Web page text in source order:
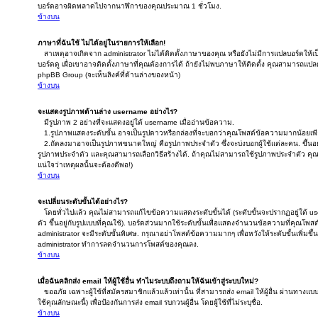
บอร์ดอาจผิดพลาดไปจากนาฬิกาของคุณประมาณ 1 ชั่วโมง.
ข้างบน
ภาษาที่ฉันใช้ ไม่ได้อยู่ในรายการให้เลือก!
สาเหตุอาจเกิดจาก administrator ไม่ได้ติดตั้งภาษาของคุณ หรือยังไม่มีการแปลบอร์ดให้
บอร์ดดู เผื่อเขาอาจติดตั้งภาษาที่คุณต้องการได้ ถ้ายังไม่พบภาษาให้ติดตั้ง คุณสามารถแป
phpBB Group (จะเห็นลิงค์ที่ด้านล่างของหน้า)
ข้างบน
จะแสดงรูปภาพด้านล่าง username อย่างไร?
มีรูปภาพ 2 อย่างที่จะแสดงอยู่ใต้ username เมื่ออ่านข้อความ.
1.รูปภาพแสดงระดับขั้น อาจเป็นรูปดาวหรือกล่องที่จะบอกว่าคุณโพสต์ข้อความมากน้อยเพี
2.ถัดลงมาอาจเป็นรูปภาพขนาดใหญ่ คือรูปภาพประจำตัว ซึ่งจะบ่งบอกผู้ใช้แต่ละคน. ขึ้นอ
รูปภาพประจำตัว และคุณสามารถเลือกวิธีสร้างได้. ถ้าคุณไม่สามารถใช้รูปภาพประจำตัว คุ
แน่ใจว่าเหตุผลนั้นจะต้องดีพอ!)
ข้างบน
จะเปลี่ยนระดับขั้นได้อย่างไร?
โดยทั่วไปแล้ว คุณไม่สามารถแก้ไขข้อความแสดงระดับขั้นได้ (ระดับขั้นจะปรากฏอยู่ใต้
ตัว ขึ้นอยู่กับรูปแบบที่คุณใช้). บอร์ดส่วนมากใช้ระดับขั้นเพื่อแสดงจำนวนข้อความที่คุณโพสต์
administrator จะมีระดับขั้นพิเศษ. กรุณาอย่าโพสต์ข้อความมากๆ เพื่อหวังให้ระดับขั้นเพิ่มขึ้
administrator ทำการลดจำนวนการโพสต์ของคุณลง.
ข้างบน
เมื่อฉันคลิกส่ง email ให้ผู้ใช้อื่น ทำไมระบบถึงถามให้ฉันเข้าสู่ระบบใหม่?
ขออภัย เฉพาะผู้ใช้ที่สมัครสมาชิกแล้วแล้วเท่านั้น ที่สามารถส่ง email ให้ผู้อื่น ผ่านทางแบ
ใช้คุณลักษณะนี้) เพื่อป้องกันการส่ง email รบกวนผู้อื่น โดยผู้ใช้ที่ไม่ระบุชื่อ.
ข้างบน